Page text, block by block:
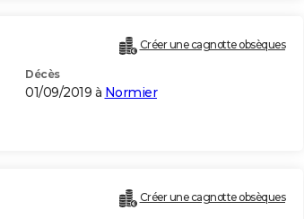
Créer une cagnotte obsèques
Décès
01/09/2019 à Normier
Créer une cagnotte obsèques